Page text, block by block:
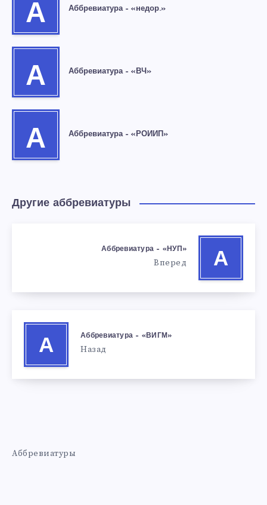
А Аббревиатура – «недор.»
А Аббревиатура – «ВЧ»
А Аббревиатура – «РОИИП»
Другие аббревиатуры
А
Аббревиатура – «НУП»
Вперед
А
Аббревиатура – «ВИГМ»
Назад
Аббревиатуры